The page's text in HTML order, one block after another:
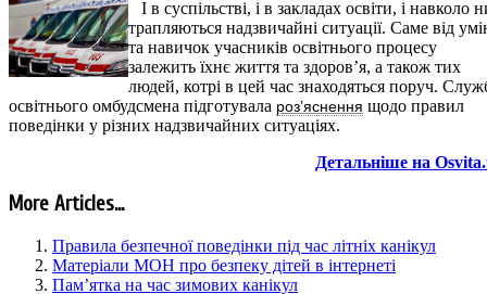
І в суспільстві, і в закладах освіти, і навколо
трапляються надзвичайні ситуації. Саме від
та навичок учасників освітнього процесу
залежить їхнє життя та здоров’я, а також тих
людей, котрі в цей час знаходяться поруч.
освітнього омбудсмена підготувала роз’яснення щодо правил
поведінки у різних надзвичайних ситуаціях.
Детальніше на
More Articles...
Правила безпечної поведінки під час літніх канікул
Матеріали МОН про безпеку дітей в інтернеті
Пам’ятка на час зимових канікул